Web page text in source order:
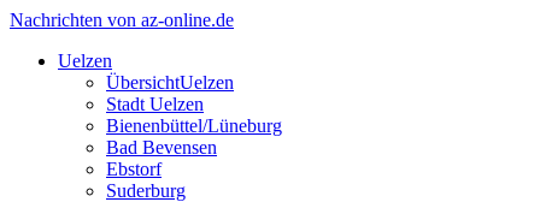
Nachrichten von az-online.de
Uelzen
ÜbersichtUelzen
Stadt Uelzen
Bienenbüttel/Lüneburg
Bad Bevensen
Ebstorf
Suderburg